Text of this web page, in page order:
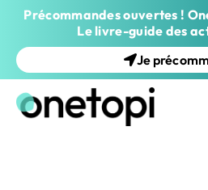
Précommandes ouvertes !
Le livre-guide des
Je